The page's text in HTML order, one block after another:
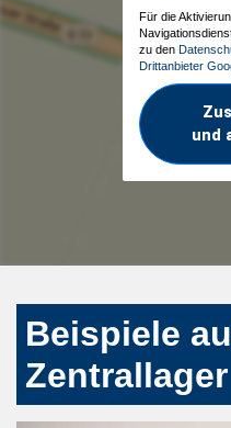
Für die
zu den
Drittanbieter
und
Beispiele
Zentrallager